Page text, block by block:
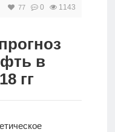
77 0 1143
в
гг